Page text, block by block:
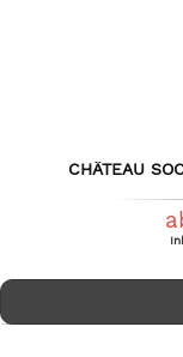
CHÂTEAU